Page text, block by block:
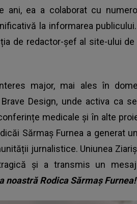
ani, ea a colaborat cu
la informarea
de redactor-șef al site-ului de
major, mai ales în
Design, unde activa ca
medicale și în alte
Sărmaș Furnea a generat
jurnalistice. Uniunea
și a transmis un
noastră Rodica Sărmaș